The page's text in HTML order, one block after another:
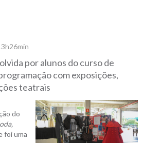
por alunos do curso de
com exposições,
teatrais
do
foi uma